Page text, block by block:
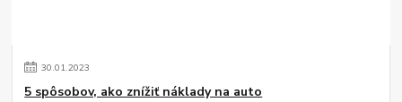
30.01.2023
5 spôsobov, ako znížiť náklady na auto